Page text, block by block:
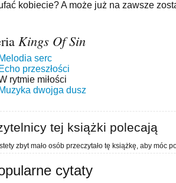
kobiecie? A może już na zawsze
Kings Of Sin
serc
przeszłości
rytmie miłości
dwojga dusz
tej książki polecają
zbyt mało osób przeczytało tę książkę, aby móc
cytaty